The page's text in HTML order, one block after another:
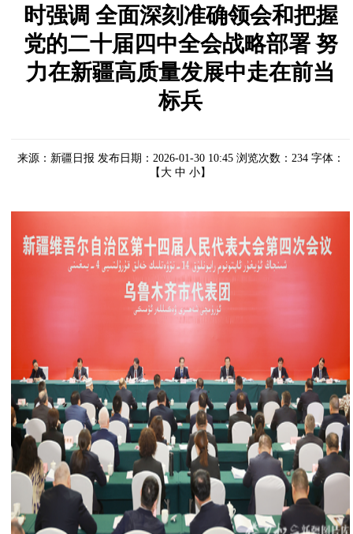
时强调 全面深刻准确领会和把握
党的二十届四中全会战略部署 努
力在新疆高质量发展中走在前当
标兵
来源：新疆日报 发布日期：2026-01-30 10:45 浏览次数： 234 字体：
【 大 中 小】